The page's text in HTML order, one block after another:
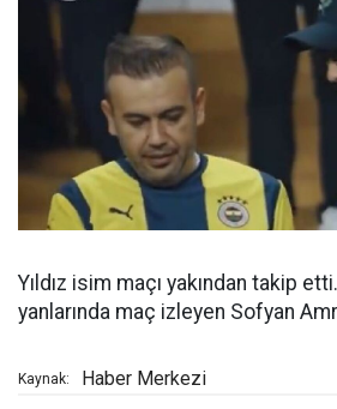
Yıldız isim maçı yakından takip
yanlarında maç izleyen Sofyan
Kaynak: Haber Merkezi